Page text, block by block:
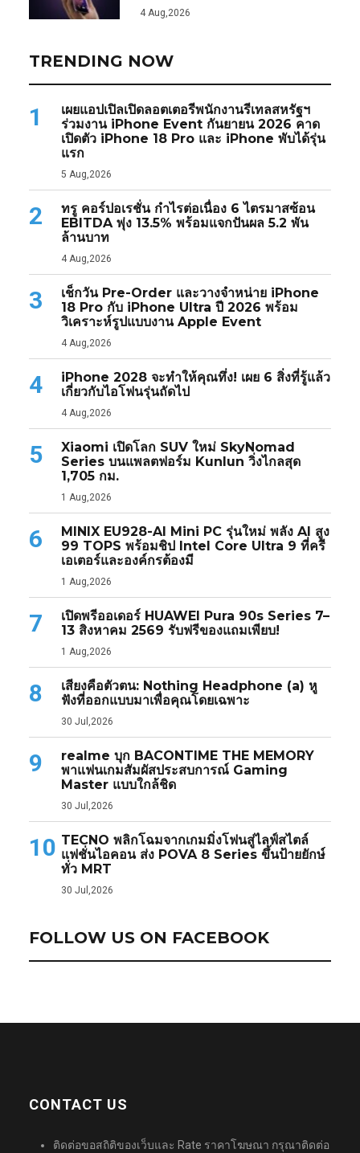
4 Aug,2026
TRENDING NOW
1
เผยแอปเปิลเปิดลอตเตอรีพนักงานรีเทลสหรัฐฯ
ร่วมงาน iPhone Event กันยายน 2026 คาด
เปิดตัว iPhone 18 Pro และ iPhone พับได้รุ่น
แรก
5 Aug,2026
2
ทรู คอร์ปอเรชั่น กำไรต่อเนื่อง 6 ไตรมาสซ้อน
EBITDA พุ่ง 13.5% พร้อมแจกปันผล 5.2 พัน
ล้านบาท
4 Aug,2026
3
เช็กวัน Pre-Order และวางจำหน่าย iPhone
18 Pro กับ iPhone Ultra ปี 2026 พร้อม
วิเคราะห์รูปแบบงาน Apple Event
4 Aug,2026
4
iPhone 2028 จะทำให้คุณทึ่ง! เผย 6 สิ่งที่รู้แล้ว
เกี่ยวกับไอโฟนรุ่นถัดไป
4 Aug,2026
5
Xiaomi เปิดโลก SUV ใหม่ SkyNomad
Series บนแพลตฟอร์ม Kunlun วิ่งไกลสุด
1,705 กม.
1 Aug,2026
6
MINIX EU928-AI Mini PC รุ่นใหม่ พลัง AI สูง
99 TOPS พร้อมชิป Intel Core Ultra 9 ที่ครี
เอเตอร์และองค์กรต้องมี
1 Aug,2026
7
เปิดพรีออเดอร์ HUAWEI Pura 90s Series 7–
13 สิงหาคม 2569 รับฟรีของแถมเพียบ!
1 Aug,2026
8
เสียงคือตัวตน: Nothing Headphone (a) หู
ฟังที่ออกแบบมาเพื่อคุณโดยเฉพาะ
30 Jul,2026
9
realme บุก BACONTIME THE MEMORY
พาแฟนเกมสัมผัสประสบการณ์ Gaming
Master แบบใกล้ชิด
30 Jul,2026
10 TECNO พลิกโฉมจากเกมมิ่งโฟนสู่ไลฟ์สไตล์
แฟชั่นไอคอน ส่ง POVA 8 Series ขึ้นป้ายยักษ์
ทั่ว MRT
30 Jul,2026
FOLLOW US ON FACEBOOK
CONTACT US
ติดต่อขอสถิติของเว็บและ Rate ราคาโฆษณา กรุณาติดต่อ